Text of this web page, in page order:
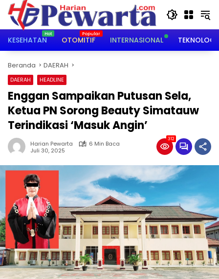
Langsung
konten
KESEHATAN
OTOMITIF INTERNASIONAL TEKNOLOGI
Beranda DAERAH
DAERAH HEADLINE
Enggan Sampaikan Putusan Sela,
Ketua PN Sorong Beauty Simatauw
Terindikasi ‘Masuk Angin’
Harian Pewarta
6 Min Baca
Juli 30, 2025
312